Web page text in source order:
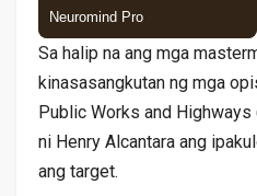
Sa halip na ang mga
kinasasangkutan ng mga
Public Works and Highways
ni Henry Alcantara ang
ang target.